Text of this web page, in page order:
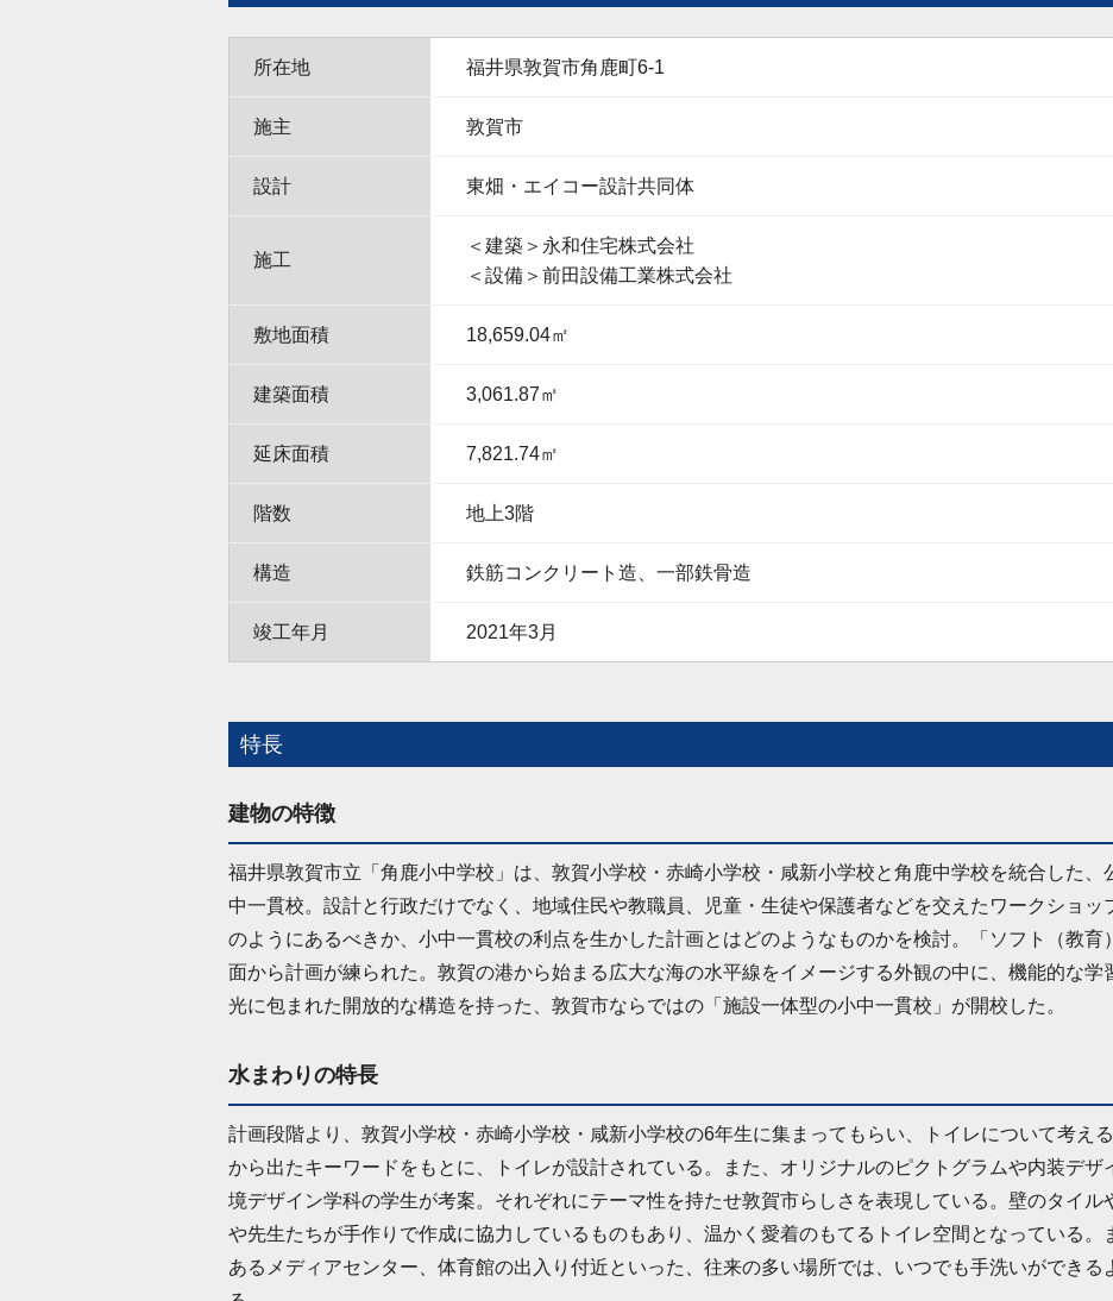
所在地 福井県敦賀市角鹿町6-1
施主 敦賀市
設計 東畑・エイコー設計共同体
施工
＜建築＞永和住宅株式会社
＜設備＞前田設備工業株式会社
敷地面積 18,659.04㎡
建築面積 3,061.87㎡
延床面積 7,821.74㎡
階数 地上3階
構造 鉄筋コンクリート造、一部鉄骨造
竣工年月 2021年3月
特長
建物の特徴
福井県敦賀市立「角鹿小中学校」は、敦賀小学校・赤崎小学校・咸新小学校と角鹿中学校を統合した、
中一貫校。設計と行政だけでなく、地域住民や教職員、児童・生徒や保護者などを交えたワークショッ
のようにあるべきか、小中一貫校の利点を生かした計画とはどのようなものかを検討。「ソフト（教育
面から計画が練られた。敦賀の港から始まる広大な海の水平線をイメージする外観の中に、機能的な学
光に包まれた開放的な構造を持った、敦賀市ならではの「施設一体型の小中一貫校」が開校した。
水まわりの特長
計画段階より、敦賀小学校・赤崎小学校・咸新小学校の6年生に集まってもらい、トイレについて考え
から出たキーワードをもとに、トイレが設計されている。また、オリジナルのピクトグラムや内装デザ
境デザイン学科の学生が考案。それぞれにテーマ性を持たせ敦賀市らしさを表現している。壁のタイル
や先生たちが手作りで作成に協力しているものもあり、温かく愛着のもてるトイレ空間となっている。
あるメディアセンター、体育館の出入り付近といった、往来の多い場所では、いつでも手洗いができる